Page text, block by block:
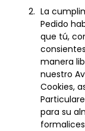
La
Pedido
que tú,
manera
nuestro
Cookies,
para su